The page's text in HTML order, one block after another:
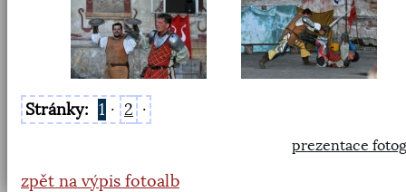
Stránky: 1 · 2 ·
prezentace
zpět na výpis fotoalb